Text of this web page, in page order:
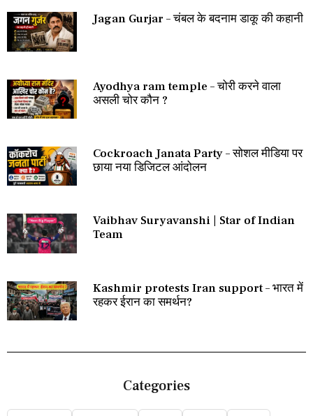
Jagan Gurjar – चंबल के बदनाम डाकू की कहानी
Ayodhya ram temple – चोरी करने वाला
असली चोर कौन ?
Cockroach Janata Party – सोशल मीडिया पर
छाया नया डिजिटल आंदोलन
Vaibhav Suryavanshi | Star of Indian
Team
Kashmir protests Iran support – भारत में
रहकर ईरान का समर्थन?
Categories